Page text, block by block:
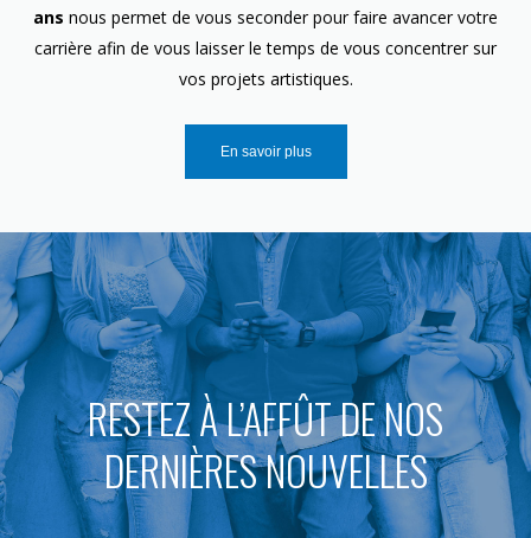
ans nous permet de vous seconder pour faire avancer votre
carrière afin de vous laisser le temps de vous concentrer sur
vos projets artistiques.
En savoir plus
RESTEZ À L’AFFÛT DE NOS
DERNIÈRES NOUVELLES